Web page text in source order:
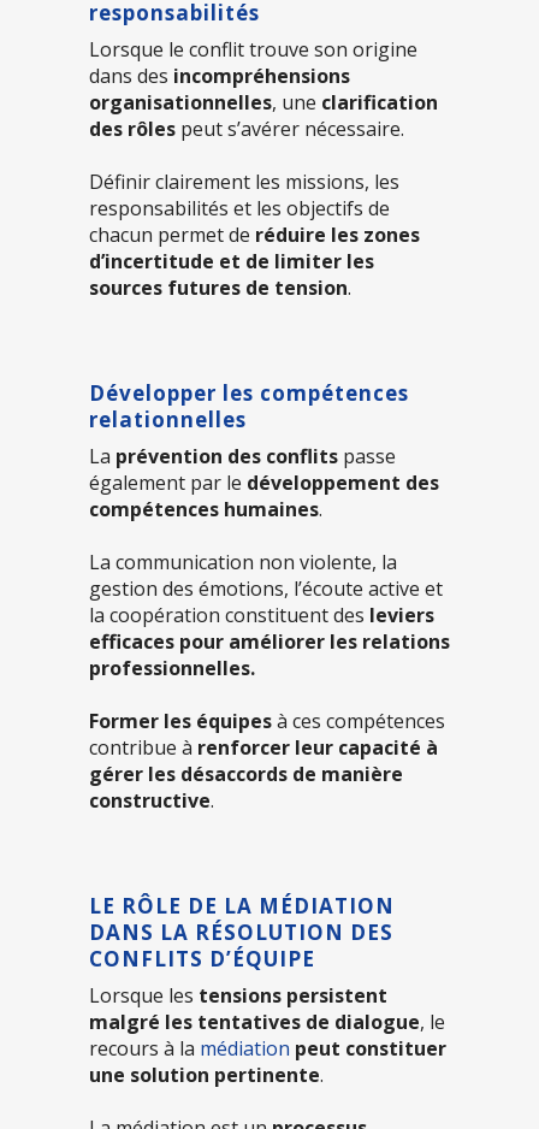
responsabilités
Lorsque le conflit trouve son origine
dans des incompréhensions
organisationnelles, une clarification
des rôles peut s’avérer nécessaire.
Définir clairement les missions, les
responsabilités et les objectifs de
chacun permet de réduire les zones
d’incertitude et de limiter les
sources futures de tension.
Développer les compétences
relationnelles
La prévention des conflits passe
également par le développement des
compétences humaines.
La communication non violente, la
gestion des émotions, l’écoute active et
la coopération constituent des leviers
efficaces pour améliorer les relations
professionnelles.
Former les équipesà ces compétences
contribue à renforcer leur capacité à
gérer les désaccords de manière
constructive.
LE RÔLE DE LA MÉDIATION
DANS LA RÉSOLUTION DES
CONFLITS D’ÉQUIPE
Lorsque les tensions persistent
malgré les tentatives de dialogue, le
recours à la médiation peut constituer
une solution pertinente.